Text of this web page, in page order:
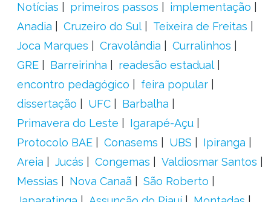
Notícias
primeiros passos
implementação
Anadia
Cruzeiro do Sul
Teixeira de Freitas
Joca Marques
Cravolândia
Curralinhos
GRE
Barreirinha
readesão estadual
encontro pedagógico
feira popular
dissertação
UFC
Barbalha
Primavera do Leste
Igarapé-Açu
Protocolo BAE
Conasems UBS
Ipiranga
Areia
Jucás Congemas
Valdiosmar Santos
Messias
Nova Canaã
São Roberto